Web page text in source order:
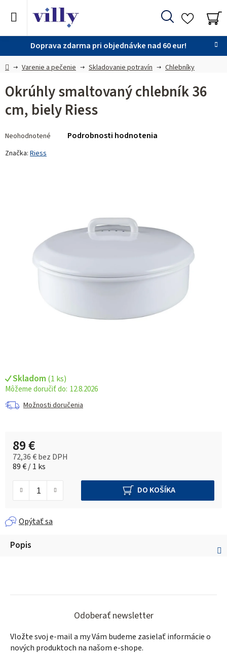
Doprava zdarma pri objednávke nad 60 eur!
Hľadať
DomovVarenie a pečenie Skladovanie potravín Chlebníky
Skladom (1 ks)
12.8.2026
Možnosti doručenia
89 €
72,36 € bez DPH
Jednotková cena:
89 € / 1 ks
DO KOŠÍKA
Opýtať sa
Okrúhly smaltovaný chlebník 36
cm, biely Riess
hodnotenie
produktu
Neohodnotené Podrobnosti hodnotenia
Značka: Riess
Popis
Odoberať newsletter
Vložte svoj e-mail a my Vám budeme zasielať informácie o
nových produktoch na našom e-shope.